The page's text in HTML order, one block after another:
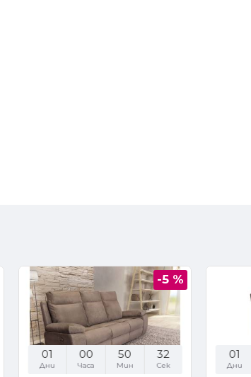
-5 %
01
Дни
00
Часа
50
Мин
31
Сек
01
Дни